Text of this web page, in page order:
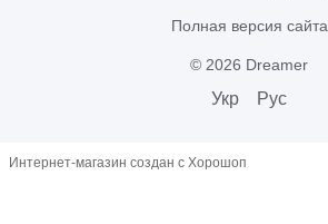
Полная версия сайта
© 2026 Dreamer
Укр Рус
Интернет-магазин создан с Хорошоп